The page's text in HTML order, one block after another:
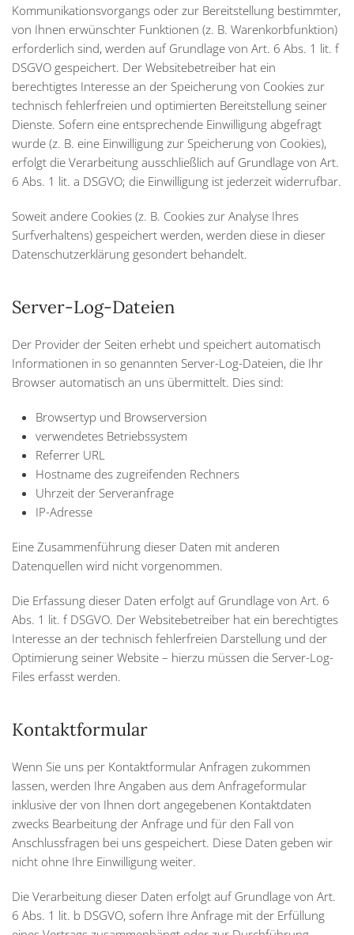
Kommunikationsvorgangs oder zur Bereitstellung bestimmter,
von Ihnen erwünschter Funktionen (z. B. Warenkorbfunktion)
erforderlich sind, werden auf Grundlage von Art. 6 Abs. 1 lit. f
DSGVO gespeichert. Der Websitebetreiber hat ein
berechtigtes Interesse an der Speicherung von Cookies zur
technisch fehlerfreien und optimierten Bereitstellung seiner
Dienste. Sofern eine entsprechende Einwilligung abgefragt
wurde (z. B. eine Einwilligung zur Speicherung von Cookies),
erfolgt die Verarbeitung ausschließlich auf Grundlage von Art.
6 Abs. 1 lit. a DSGVO; die Einwilligung ist jederzeit widerrufbar.
Soweit andere Cookies (z. B. Cookies zur Analyse Ihres
Surfverhaltens) gespeichert werden, werden diese in dieser
Datenschutzerklärung gesondert behandelt.
Server-Log-Dateien
Der Provider der Seiten erhebt und speichert automatisch
Informationen in so genannten Server-Log-Dateien, die Ihr
Browser automatisch an uns übermittelt. Dies sind:
Browsertyp und Browserversion
verwendetes Betriebssystem
Referrer URL
Hostname des zugreifenden Rechners
Uhrzeit der Serveranfrage
IP-Adresse
Eine Zusammenführung dieser Daten mit anderen
Datenquellen wird nicht vorgenommen.
Die Erfassung dieser Daten erfolgt auf Grundlage von Art. 6
Abs. 1 lit. f DSGVO. Der Websitebetreiber hat ein berechtigtes
Interesse an der technisch fehlerfreien Darstellung und der
Optimierung seiner Website – hierzu müssen die Server-Log-
Files erfasst werden.
Kontaktformular
Wenn Sie uns per Kontaktformular Anfragen zukommen
lassen, werden Ihre Angaben aus dem Anfrageformular
inklusive der von Ihnen dort angegebenen Kontaktdaten
zwecks Bearbeitung der Anfrage und für den Fall von
Anschlussfragen bei uns gespeichert. Diese Daten geben wir
nicht ohne Ihre Einwilligung weiter.
Die Verarbeitung dieser Daten erfolgt auf Grundlage von Art.
6 Abs. 1 lit. b DSGVO, sofern Ihre Anfrage mit der Erfüllung